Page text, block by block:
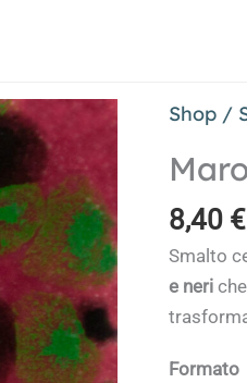
Shop /
8,40 €
Smalto
e neri
Formato